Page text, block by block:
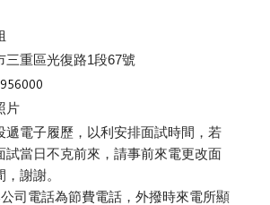
三重區光復路1段67號
片
遞電子履歷，以利安排面試時間，若
試當日不克前來，請事前來電更改面
謝謝。
司電話為節費電話，外撥時來電所顯